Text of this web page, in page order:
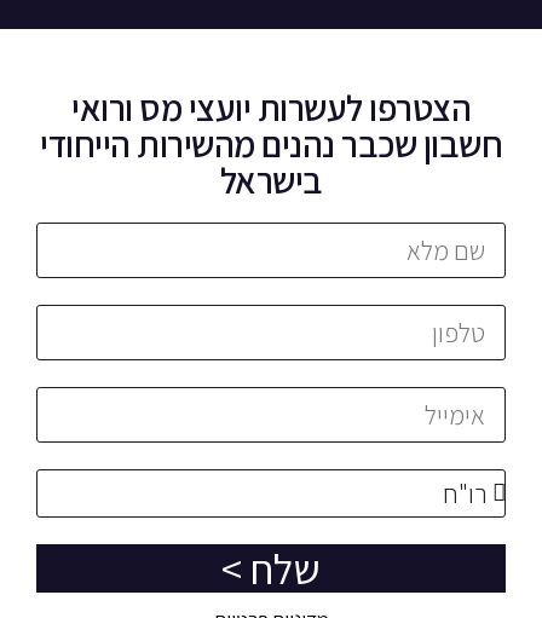
הצטרפו לעשרות יועצי מס ורואי
חשבון שכבר נהנים מהשירות הייחודי
בישראל
שלח >